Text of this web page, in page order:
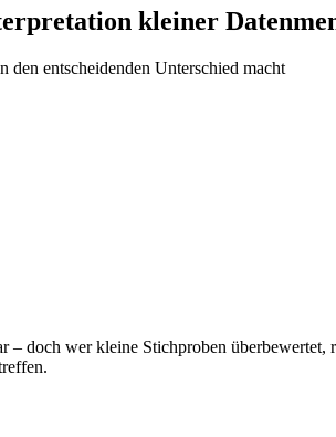
kleiner
den entscheidenden Unterschied macht
doch wer kleine Stichproben